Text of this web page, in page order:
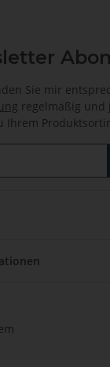
Sie mir
regelmäßig
Ihrem